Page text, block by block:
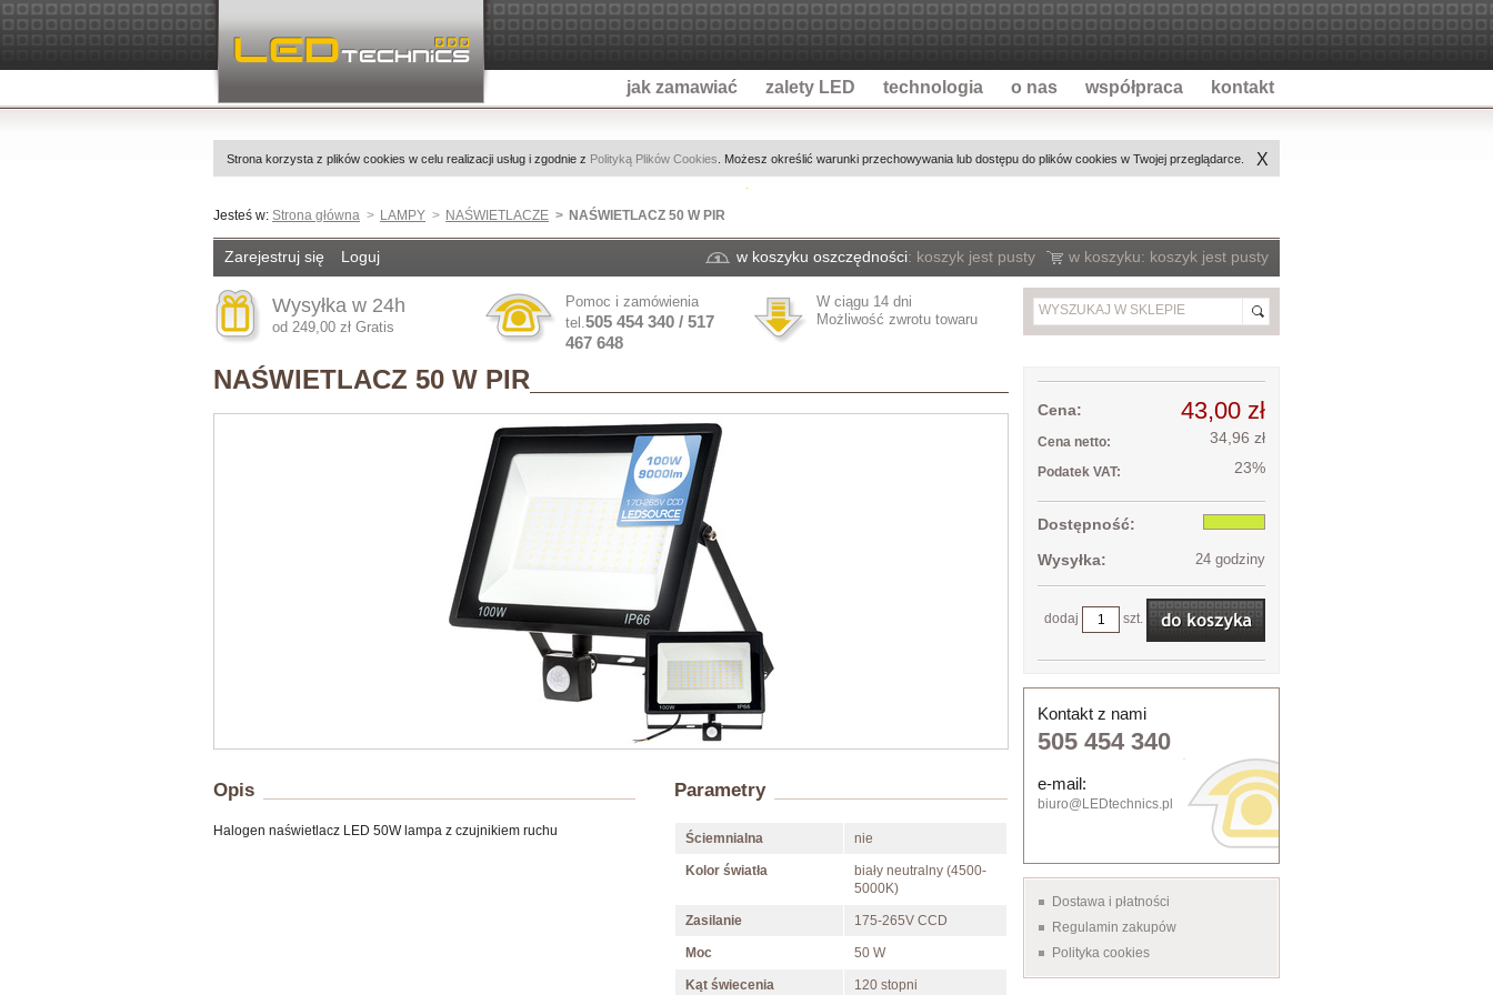
jak zamawiać zalety LED technologia o nas współpraca kontakt
X
Strona korzysta z plików cookies w celu realizacji usług i zgodnie z Polityką Plików Cookies . Możesz określić warunki przechowywania lub dostępu do plików cookies w Twojej przeglądarce.
Jesteś w: Strona główna LAMPY NAŚWIETLACZE NAŚWIETLACZ 50 W PIR
Zarejestruj się Loguj w koszyku: koszyk jest pusty
w koszyku oszczędności: koszyk jest pusty
Wysyłka w 24h
od 249,00 zł Gratis
Pomoc i zamówienia
tel. 505 454 340 / 517
467 648
W ciągu 14 dni
Możliwość zwrotu towaru
NAŚWIETLACZ 50 W PIR
Parametry
Ściemnialna nie
Kolor światła
biały neutralny (4500-
5000K)
Zasilanie 175-265V CCD
Moc 50 W
Kąt świecenia 120 stopni
Opis
Halogen naświetlacz LED 50W lampa z czujnikiem ruchu
Cena: 43,00 zł
Cena netto: 34,96 zł
Podatek VAT: 23%
Dostępność:
Wysyłka:
24 godziny
dodaj szt.
Kontakt z nami
505 454 340
e-mail:
biuro@LEDtechnics.pl
Dostawa i płatności
Regulamin zakupów
Polityka cookies